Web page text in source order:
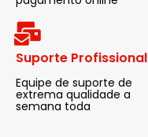
Suporte Profissional
Equipe de suporte de
extrema qualidade a
semana toda